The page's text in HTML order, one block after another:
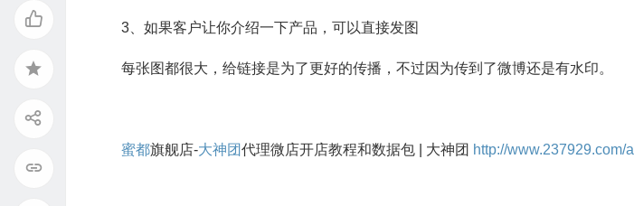
3、如果客户让你介绍一下产品，可以直接发图
每张图都很大，给链接是为了更好的传播，不过因为传到了微博还是有水印。
蜜都旗舰店-大神团代理微店开店教程和数据包 | 大神团 http://www.237929.com/